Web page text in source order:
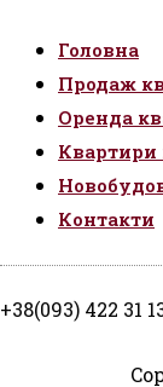
Головна
Продаж
Оренда
Квартири
Контакти
+38(093) 422 31